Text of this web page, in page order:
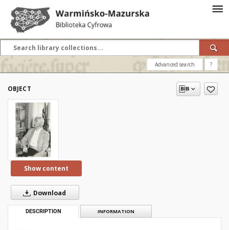
Advanced search ?
OBJECT
Show content
Download
DESCRIPTION INFORMATION